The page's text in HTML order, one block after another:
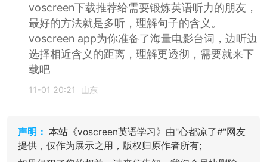
voscreen下载推荐给需要锻炼英语听力的朋友，
最好的方法就是多听，理解句子的含义。
voscreen app为你准备了海量电影台词，边听边
选择相近含义的距离，理解更透彻，需要就来下
载吧
11-01 20:21 山东
声明： 本站《voscreen英语学习》由"心都凉了#"网友
提供，仅作为展示之用，版权归原作者所有;